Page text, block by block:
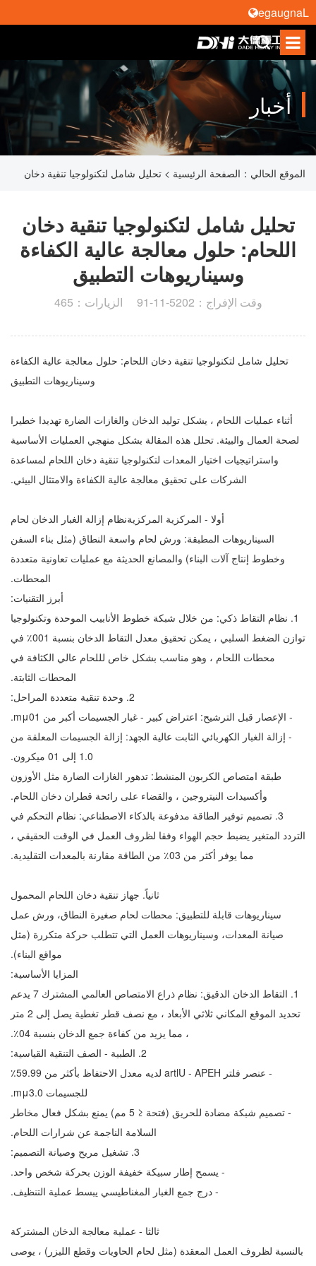
أخبار
الموقع الحالي： الصفحة الرئيسية > تحليل شامل لتكنولوجيا تنقية دخان
تحليل شامل لتكنولوجيا تنقية دخان
اللحام: حلول معالجة عالية الكفاءة
وسيناريوهات التطبيق
وقت الإفراج：2025-11-19 الزيارات：564
تحليل شامل لتكنولوجيا تنقية دخان اللحام: حلول معالجة عالية الكفاءة
وسيناريوهات التطبيق
أثناء عمليات اللحام ، يشكل توليد الدخان والغازات الضارة تهديدا خطيرا
لصحة العمال والبيئة. تحلل هذه المقالة بشكل منهجي العمليات الأساسية
واستراتيجيات اختيار المعدات لتكنولوجيا تنقية دخان اللحام لمساعدة
الشركات على تحقيق معالجة عالية الكفاءة والامتثال البيئي.
أولا - المركزية المركزيةنظام إزالة الغبار الدخان لحام
السيناريوهات المطبقة: ورش لحام واسعة النطاق (مثل بناء السفن
وخطوط إنتاج آلات البناء) والمصانع الحديثة مع عمليات تعاونية متعددة
المحطات.
أبرز التقنيات:
1. نظام التقاط ذكي: من خلال شبكة خطوط الأنابيب الموحدة وتكنولوجيا
توازن الضغط السلبي ، يمكن تحقيق معدل التقاط الدخان بنسبة 100٪ في
محطات اللحام ، وهو مناسب بشكل خاص لللحام عالي الكثافة في
المحطات الثابتة.
2. وحدة تنقية متعددة المراحل:
- الإعصار قبل الترشيح: اعتراض كبير - غبار الجسيمات أكبر من 10μm.
- إزالة الغبار الكهربائي الثابت عالية الجهد: إزالة الجسيمات المعلقة من
0.1 إلى 10 ميكرون.
طبقة امتصاص الكربون المنشط: تدهور الغازات الضارة مثل الأوزون
وأكسيدات النيتروجين ، والقضاء على رائحة قطران دخان اللحام.
3. تصميم توفير الطاقة مدفوعة بالذكاء الاصطناعي: نظام التحكم في
التردد المتغير يضبط حجم الهواء وفقا لظروف العمل في الوقت الحقيقي ،
مما يوفر أكثر من 30٪ من الطاقة مقارنة بالمعدات التقليدية.
ثانياً. جهاز تنقية دخان اللحام المحمول
سيناريوهات قابلة للتطبيق: محطات لحام صغيرة النطاق، ورش عمل
صيانة المعدات، وسيناريوهات العمل التي تتطلب حركة متكررة (مثل
مواقع البناء).
المزايا الأساسية:
1. التقاط الدخان الدقيق: نظام ذراع الامتصاص العالمي المشترك 7 يدعم
تحديد الموقع المكاني ثلاثي الأبعاد ، مع نصف قطر تغطية يصل إلى 2 متر
، مما يزيد من كفاءة جمع الدخان بنسبة 40٪.
2. الطبية - الصف التنقية القياسية:
- عنصر فلتر HEPA - Ultra لديه معدل الاحتفاظ بأكثر من 99.95٪
للجسيمات 0.3μm.
- تصميم شبكة مضادة للحريق (فتحة ≤ 5 مم) يمنع بشكل فعال مخاطر
السلامة الناجمة عن شرارات اللحام.
3. تشغيل مريح وصيانة التصميم:
- يسمح إطار سبيكة خفيفة الوزن بحركة شخص واحد.
- درج جمع الغبار المغناطيسي يبسط عملية التنظيف.
ثالثا - عملية معالجة الدخان المشتركة
بالنسبة لظروف العمل المعقدة (مثل لحام الحاويات وقطع الليزر) ، يوصى
Language